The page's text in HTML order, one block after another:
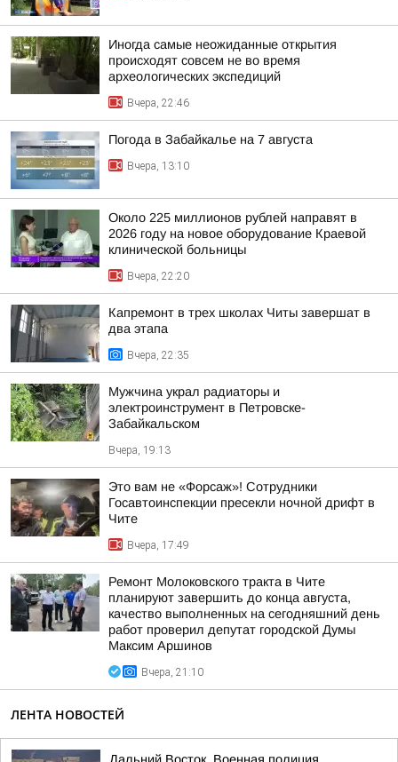
Иногда самые неожиданные открытия
происходят совсем не во время
археологических экспедиций
Вчера, 22:46
Погода в Забайкалье на 7 августа
Вчера, 13:10
Около 225 миллионов рублей направят в
2026 году на новое оборудование Краевой
клинической больницы
Вчера, 22:20
Капремонт в трех школах Читы завершат в
два этапа
Вчера, 22:35
Мужчина украл радиаторы и
электроинструмент в Петровске-
Забайкальском
Вчера, 19:13
Это вам не «Форсаж»! Сотрудники
Госавтоинспекции пресекли ночной дрифт в
Чите
Вчера, 17:49
Ремонт Молоковского тракта в Чите
планируют завершить до конца августа,
качество выполненных на сегодняшний день
работ проверил депутат городской Думы
Максим Аршинов
Вчера, 21:10
ЛЕНТА НОВОСТЕЙ